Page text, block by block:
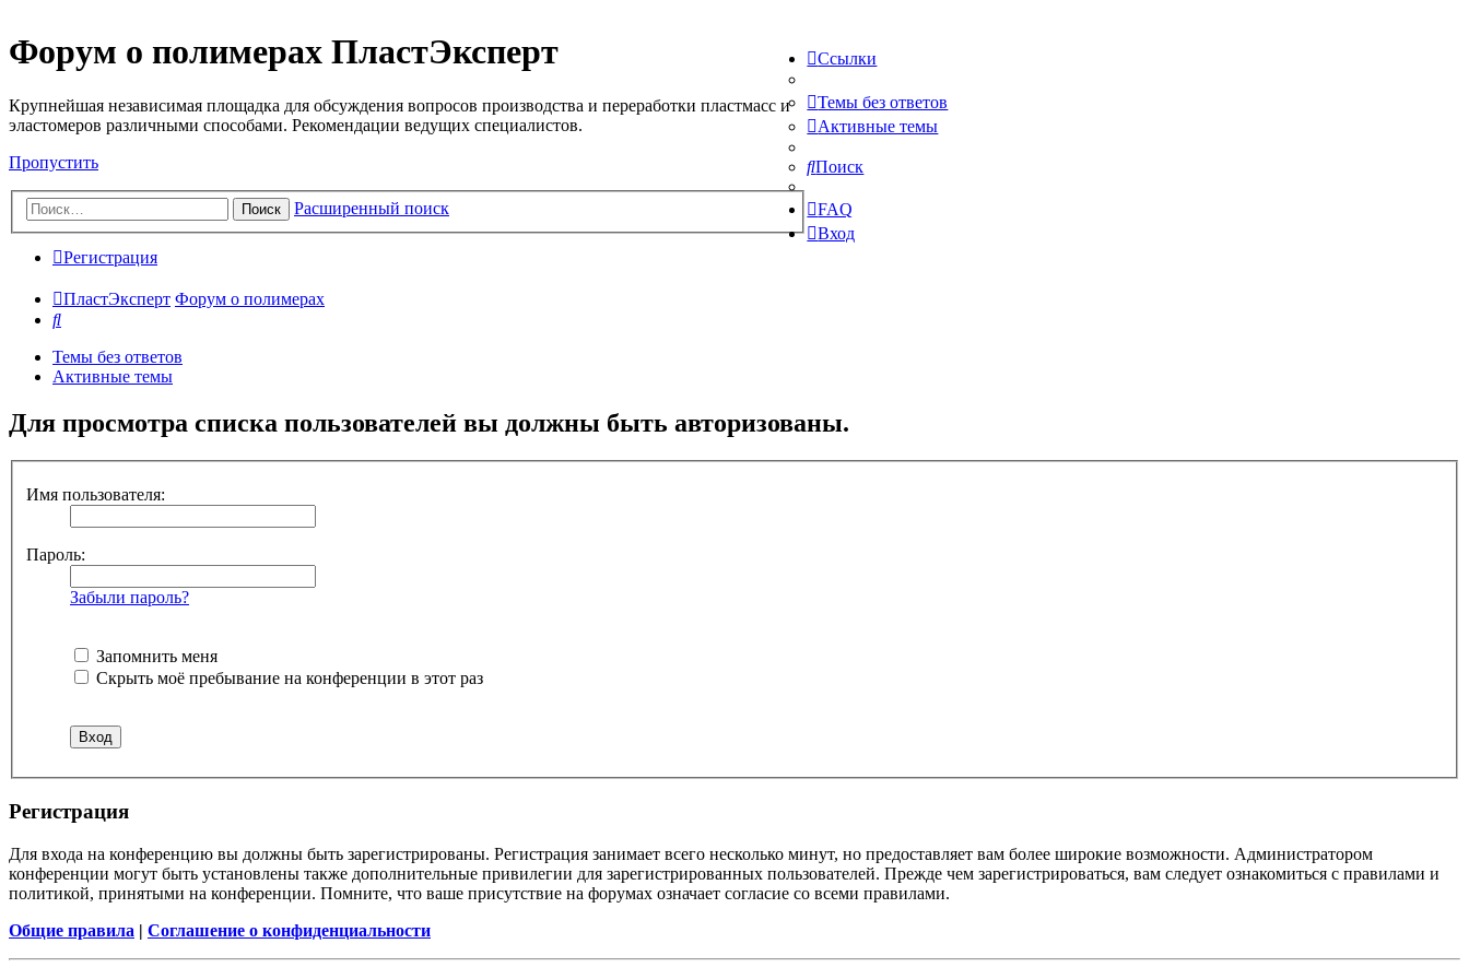
Форум о полимерах ПластЭксперт
Крупнейшая независимая площадка для обсуждения вопросов производства и переработки пластмасс и
эластомеров различными способами. Рекомендации ведущих специалистов.
Пропустить
Поиск Расширенный поиск
Ссылки
Темы без ответов
Активные темы
Поиск
FAQ
Вход
Регистрация
ПластЭксперт Форум о полимерах
Поиск
Темы без ответов
Активные темы
Для просмотра списка пользователей вы должны быть авторизованы.
Имя пользователя:
Пароль:
Забыли пароль?
Запомнить меня
Скрыть моё пребывание на конференции в этот раз
Регистрация
Для входа на конференцию вы должны быть зарегистрированы. Регистрация занимает всего несколько минут, но предоставляет вам более широкие возможности. Администратором
конференции могут быть установлены также дополнительные привилегии для зарегистрированных пользователей. Прежде чем зарегистрироваться, вам следует ознакомиться с правилами и
политикой, принятыми на конференции. Помните, что ваше присутствие на форумах означает согласие со всеми правилами.
Общие правила | Соглашение о конфиденциальности